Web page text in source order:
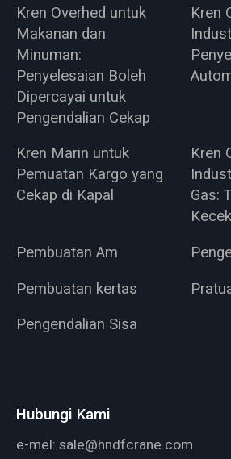
Kren Overhed untuk
Makanan dan
Minuman:
Penyelesaian Boleh
Dipercayai untuk
Pengendalian Cekap
Kren
Kren Marin untuk
Pemuatan Kargo yang
Cekap di Kapal
Kren
Gas:
Pembuatan Am
Pembuatan kertas
Pengendalian Sisa
Hubungi Kami
e-mel: sale@hndfcrane.com